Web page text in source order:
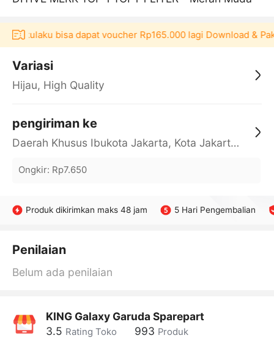
Akulaku bisa dapat voucher Rp165.000 lagi Download &
Variasi
Hijau, High Quality
pengiriman ke
Daerah Khusus Ibukota Jakarta, Kota Jakarta Barat, Cengkareng, yy
Ongkir: Rp7.650
Produk dikirimkan maks 48 jam 5 Hari Pengembalian
Penilaian
Belum ada penilaian
KING Galaxy Garuda Sparepart
3.5 Rating Toko 993 Produk